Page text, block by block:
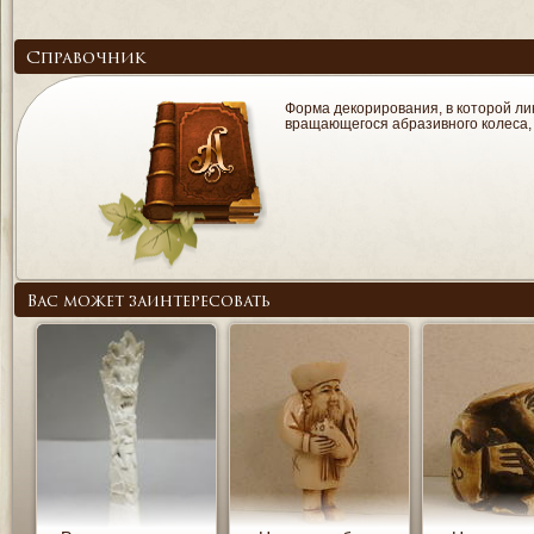
Справочник
Форма декорирования, в которой
вращающегося абразивного
Вас может заинтересовать